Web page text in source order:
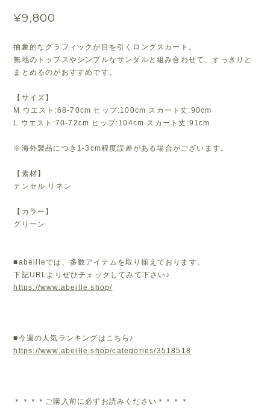
¥9,800
抽象的なグラフィックが目を引くロングスカート。
無地のトップスやシンプルなサンダルと組み合わせて、すっきりと
まとめるのがおすすめです。
【サイズ】
M ウエスト:68-70cm ヒップ:100cm スカート丈:90cm
L ウエスト:70-72cm ヒップ:104cm スカート丈:91cm
※海外製品につき1-3cm程度誤差がある場合がございます。
【素材】
テンセル リネン
【カラー】
グリーン
■abeilleでは、多数アイテムを取り揃えております。
下記URLよりぜひチェックしてみて下さい♪
https://www.abeille.shop/
■今週の人気ランキングはこちら♪
https://www.abeille.shop/categories/3518518
＊＊＊＊ご購入前に必ずお読みください＊＊＊＊